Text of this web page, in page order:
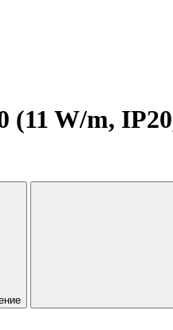
(11 W/m,